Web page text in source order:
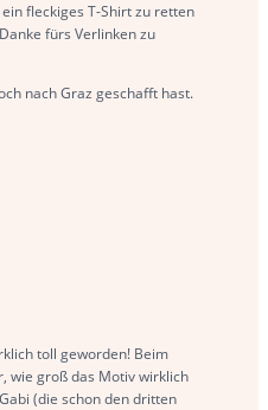
fleckiges T-Shirt zu retten
fürs Verlinken zu
nach Graz geschafft hast.
toll geworden! Beim
wie groß das Motiv wirklich
(die schon den dritten